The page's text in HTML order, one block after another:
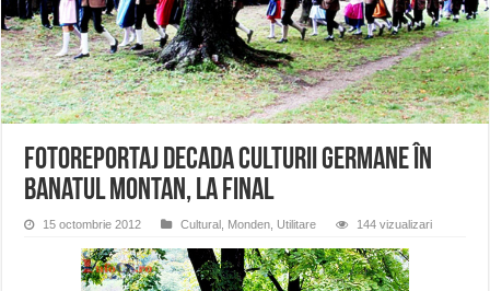
ANUNŢ OPRIRE APĂ în CARANSEBEȘ – 04.08.2026 – avarie – Calea
ANUNŢ OPRIRE APĂ în CARANSEBEȘ avarie
FOTOREPORTAJ Decada Culturii Germane în
Banatul Montan, la final
15 octombrie 2012 Cultural Monden Utilitare 144 vizualizari